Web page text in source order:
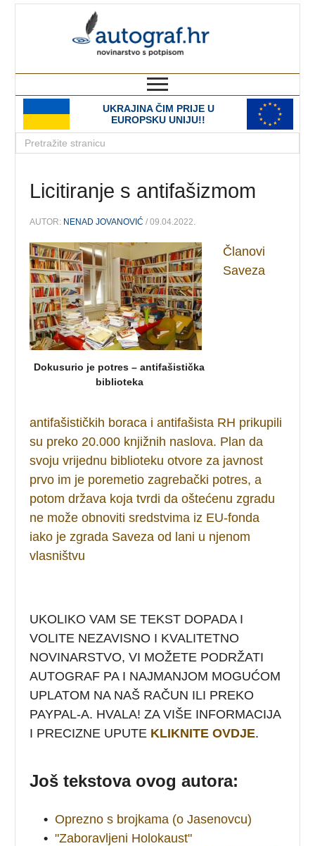
UKRAJINA ČIM PRIJE U
EUROPSKU UNIJU!!
Licitiranje s antifašizmom
AUTOR: NENAD JOVANOVIĆ / 09.04.2022.
Dokusurio je potres – antifašistička
biblioteka
Članovi
Saveza
antifašističkih boraca i antifašista RH prikupili
su preko 20.000 knjižnih naslova. Plan da
svoju vrijednu biblioteku otvore za javnost
prvo im je poremetio zagrebački potres, a
potom država koja tvrdi da oštećenu zgradu
ne može obnoviti sredstvima iz EU-fonda
iako je zgrada Saveza od lani u njenom
vlasništvu
UKOLIKO VAM SE TEKST DOPADA I
VOLITE NEZAVISNO I KVALITETNO
NOVINARSTVO, VI MOŽETE PODRŽATI
AUTOGRAF PA I NAJMANJOM MOGUĆOM
UPLATOM NA NAŠ RAČUN ILI PREKO
PAYPAL-A. HVALA! ZA VIŠE INFORMACIJA
I PRECIZNE UPUTE KLIKNITE OVDJE.
Još tekstova ovog autora:
• Oprezno s brojkama (o Jasenovcu)
• "Zaboravljeni Holokaust"